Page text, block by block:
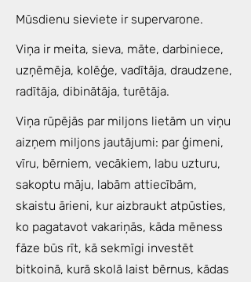
Mūsdienu sieviete ir supervarone.
Viņa ir meita, sieva, māte, darbiniece,
uzņēmēja, kolēģe, vadītāja, draudzene,
radītāja, dibinātāja, turētāja.
Viņa rūpējās par miljons lietām un viņu
aizņem miljons jautājumi: par ģimeni,
vīru, bērniem, vecākiem, labu uzturu,
sakoptu māju, labām attiecībām,
skaistu ārieni, kur aizbraukt atpūsties,
ko pagatavot vakariņās, kāda mēness
fāze būs rīt, kā sekmīgi investēt
bitkoinā, kurā skolā laist bērnus, kādas